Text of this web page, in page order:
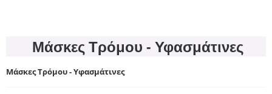
Μάσκες Τρόμου - Υφασμάτινες
Μάσκες Τρόμου - Υφασμάτινες